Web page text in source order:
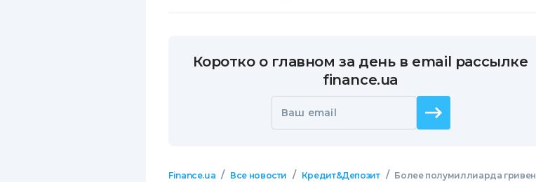
Коротко о главном за день в email рассылке
finance.ua
Ваш email
Finance.ua / Все новости / Кредит&Депозит / Более полумиллиарда гривен